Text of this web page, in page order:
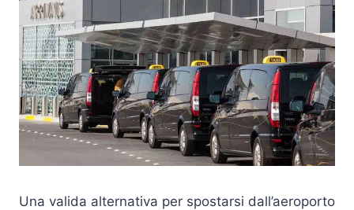
Una valida alternativa per spostarsi dall’aeroporto